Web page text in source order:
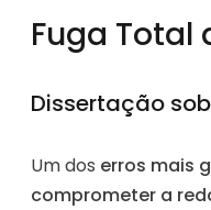
Fuga Total
Dissertação
Um dos erros mais
comprometer a